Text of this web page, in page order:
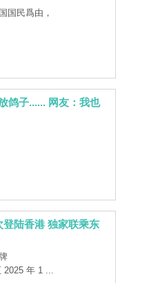
国民爲由，
鸽子...... 网友：我也
陆香港 独家联乘东
2025 年 1 ...